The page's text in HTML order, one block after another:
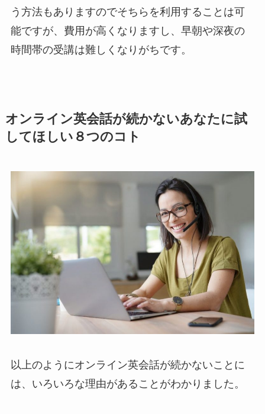
う方法もありますのでそちらを利用することは可
能ですが、費用が高くなりますし、早朝や深夜の
時間帯の受講は難しくなりがちです。
オンライン英会話が続かないあなたに試
してほしい８つのコト
以上のようにオンライン英会話が続かないことに
は、いろいろな理由があることがわかりました。